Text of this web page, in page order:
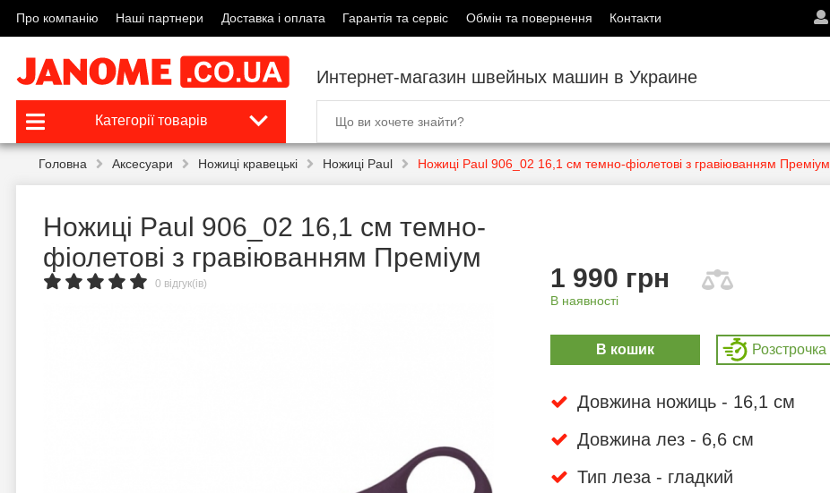
Про компанію Наші партнери Доставка і оплата Гарантія та сервіс Обмін та повернення Контакти
Интернет-магазин швейных машин в Украине
Категорії товарів
Головна Аксесуари Ножиці кравецькі Ножиці Paul Ножиці Paul 906_02 16,1 см темно-фіолетові з гравіюванням Преміум
Ножиці Paul 906_02 16,1 см темно-
фіолетові з гравіюванням Преміум
0 відгук(ів) 1 990 грн
В наявності
В кошик Розcтрочка
Довжина ножиць - 16,1 см
Довжина лез - 6,6 см
Тип леза - гладкий